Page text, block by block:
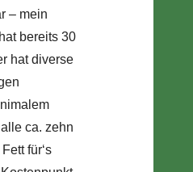
– mein
bereits 30
hat diverse
ca. zehn
für‘s